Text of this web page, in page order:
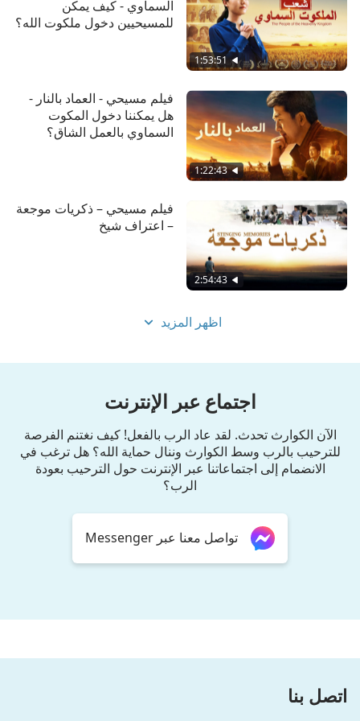
1:53:51
السماوي - كيف يمكن
للمسيحيين دخول ملكوت الله؟
1:22:43
فيلم مسيحي - العماد بالنار -
هل يمكننا دخول المكوت
السماوي بالعمل الشاق؟
2:54:43
فيلم مسيحي – ذكريات موجعة
– اعتراف شيخ
اظهر المزيد
اجتماع عبر الإنترنت
الآن الكوارث تحدث. لقد عاد الرب بالفعل! كيف نغتنم الفرصة
للترحيب بالرب وسط الكوارث وننال حماية الله؟ هل ترغب في
الانضمام إلى اجتماعاتنا عبر الإنترنت حول الترحيب بعودة
الرب؟
تواصل معنا عبر Messenger
اتصل بنا